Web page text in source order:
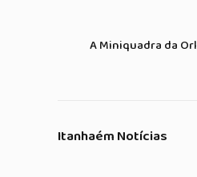
A Miniquadra da
Itanhaém Notícias